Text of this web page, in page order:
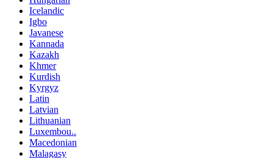
Icelandic
Igbo
Javanese
Kannada
Kazakh
Khmer
Kurdish
Kyrgyz
Latin
Latvian
Lithuanian
Luxembou..
Macedonian
Malagasy